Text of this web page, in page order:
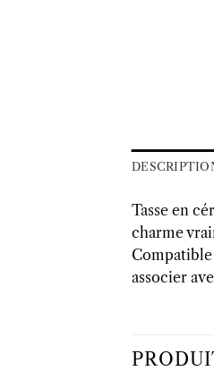
Tasse en
charme
associer